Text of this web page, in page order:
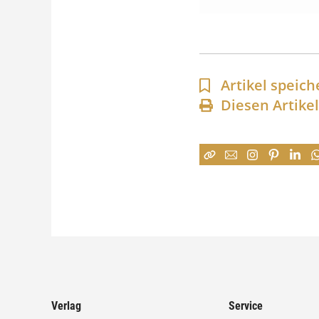
Artikel
Diesen
Verlag Service